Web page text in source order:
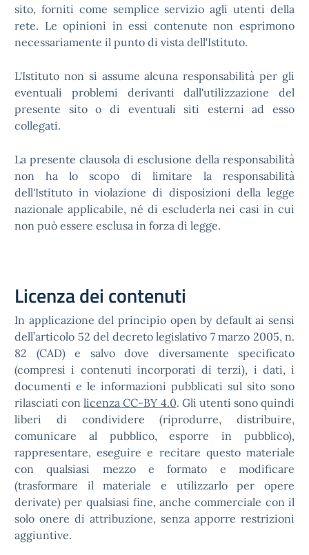
sito, forniti come semplice servizio agli utenti della
rete. Le opinioni in essi contenute non esprimono
necessariamente il punto di vista dell'Istituto.
L'Istituto non si assume alcuna responsabilità per gli
eventuali problemi derivanti dall'utilizzazione del
presente sito o di eventuali siti esterni ad esso
collegati.
La presente clausola di esclusione della responsabilità
non ha lo scopo di limitare la responsabilità
dell'Istituto in violazione di disposizioni della legge
nazionale applicabile, né di escluderla nei casi in cui
non può essere esclusa in forza di legge.
Licenza dei contenuti
In applicazione del principio open by default ai sensi
dell’articolo 52 del decreto legislativo 7 marzo 2005, n.
82 (CAD) e salvo dove diversamente specificato
(compresi i contenuti incorporati di terzi), i dati, i
documenti e le informazioni pubblicati sul sito sono
rilasciati conlicenza CC-BY 4.0. Gli utenti sono quindi
liberi di condividere (riprodurre, distribuire,
comunicare al pubblico, esporre in pubblico),
rappresentare, eseguire e recitare questo materiale
con qualsiasi mezzo e formato e modificare
(trasformare il materiale e utilizzarlo per opere
derivate) per qualsiasi fine, anche commerciale con il
solo onere di attribuzione, senza apporre restrizioni
aggiuntive.